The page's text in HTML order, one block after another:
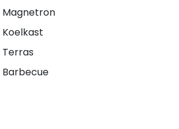
Magnetron
Koelkast
Terras
Barbecue